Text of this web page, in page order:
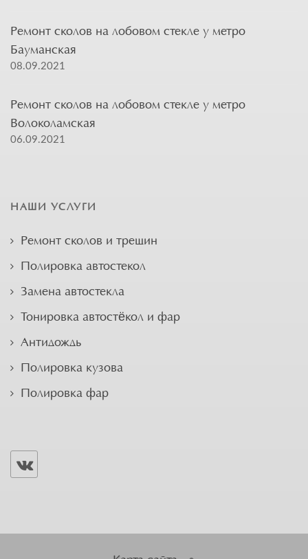
Ремонт сколов на лобовом стекле у метро
Бауманская
08.09.2021
Ремонт сколов на лобовом стекле у метро
Волоколамская
06.09.2021
НАШИ УСЛУГИ
Ремонт сколов и трещин
Полировка автостекол
Замена автостекла
Тонировка автостёкол и фар
Антидождь
Полировка кузова
Полировка фар